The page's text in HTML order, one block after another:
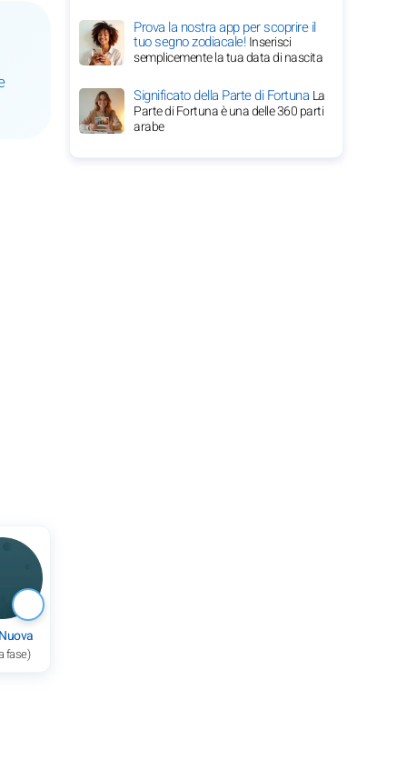
fase)
Prova la nostra app per scoprire il
tuo segno zodiacale!Inserisci
semplicemente la tua data di nascita
Significato della Parte di Fortuna La
Parte di Fortuna è una delle 360 parti
arabe